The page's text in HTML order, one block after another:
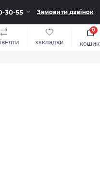
30-55 Замовити дзвінок
закладки кошик
0